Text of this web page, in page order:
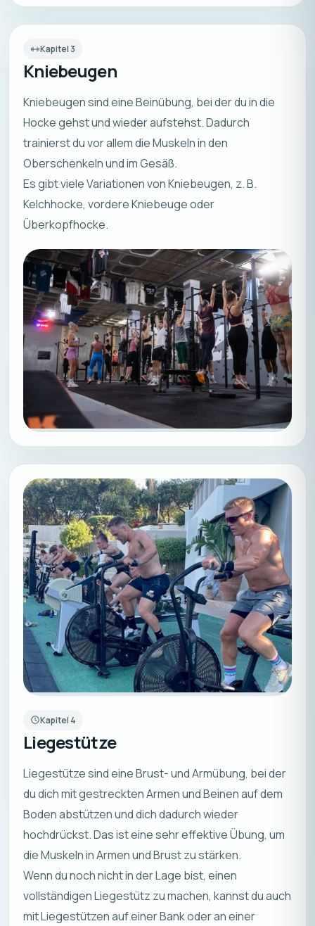
Kapitel 3
Kniebeugen
Kniebeugen sind eine Beinübung, bei der du in die
Hocke gehst und wieder aufstehst. Dadurch
trainierst du vor allem die Muskeln in den
Oberschenkeln und im Gesäß.
Es gibt viele Variationen von Kniebeugen, z. B.
Kelchhocke, vordere Kniebeuge oder
Überkopfhocke.
Kapitel 4
Liegestütze
Liegestütze sind eine Brust- und Armübung, bei der
du dich mit gestreckten Armen und Beinen auf dem
Boden abstützen und dich dadurch wieder
hochdrückst. Das ist eine sehr effektive Übung, um
die Muskeln in Armen und Brust zu stärken.
Wenn du noch nicht in der Lage bist, einen
vollständigen Liegestütz zu machen, kannst du auch
mit Liegestützen auf einer Bank oder an einer